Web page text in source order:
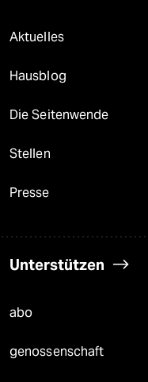
Aktuelles
Hausblog
Die Seitenwende
Stellen
Presse
Unterstützen
abo
genossenschaft